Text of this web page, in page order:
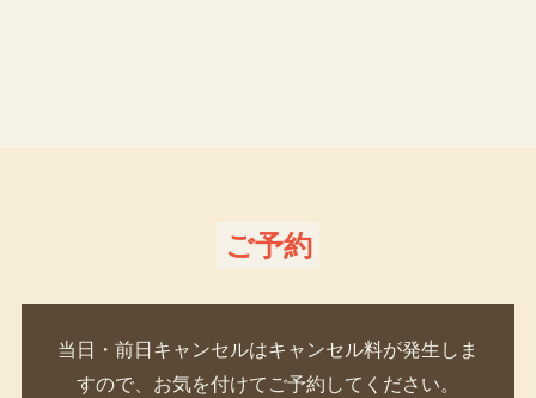
ご予約
当日・前日キャンセルはキャンセル料が発生しま
すので、お気を付けてご予約してください。